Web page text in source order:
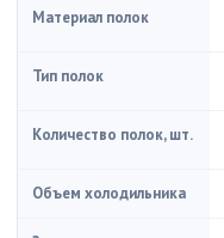
Материал полок
Тип полок
Количество полок, шт.
Объем холодильника